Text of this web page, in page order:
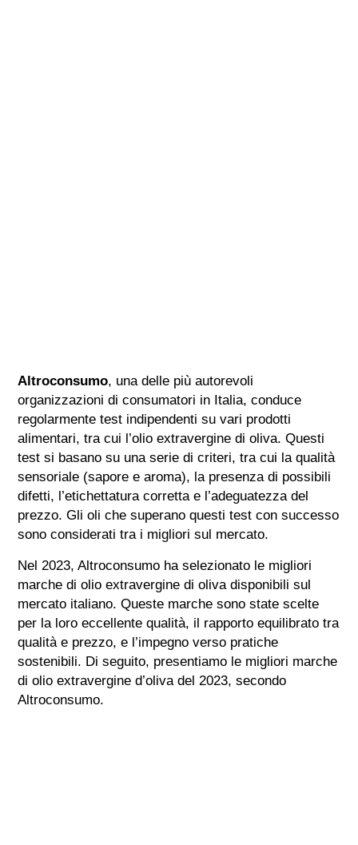
Altroconsumo, una delle più autorevoli
organizzazioni di consumatori in Italia, conduce
regolarmente test indipendenti su vari prodotti
alimentari, tra cui l’olio extravergine di oliva. Questi
test si basano su una serie di criteri, tra cui la qualità
sensoriale (sapore e aroma), la presenza di possibili
difetti, l’etichettatura corretta e l’adeguatezza del
prezzo. Gli oli che superano questi test con successo
sono considerati tra i migliori sul mercato.
Nel 2023, Altroconsumo ha selezionato le migliori
marche di olio extravergine di oliva disponibili sul
mercato italiano. Queste marche sono state scelte
per la loro eccellente qualità, il rapporto equilibrato tra
qualità e prezzo, e l’impegno verso pratiche
sostenibili. Di seguito, presentiamo le migliori marche
di olio extravergine d’oliva del 2023, secondo
Altroconsumo.